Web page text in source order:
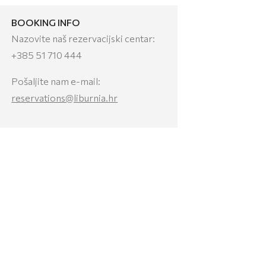
BOOKING INFO
Nazovite naš rezervacijski centar:
+385 51 710 444
Pošaljite nam e-mail:
reservations@liburnia.hr